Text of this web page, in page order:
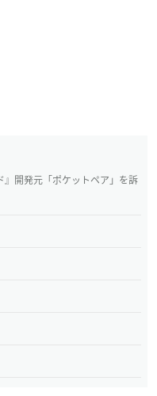
開発元「ポケットペア」を訴